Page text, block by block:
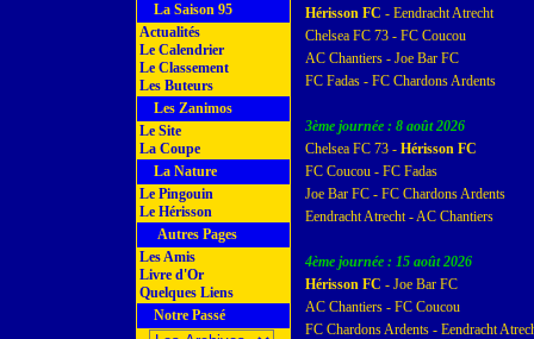
La Saison 95
Actualités
Le Calendrier
Le Classement
Les Buteurs
Les Zanimos
Le Site
La Coupe
La Nature
Le Pingouin
Le Hérisson
Autres Pages
Les Amis
Livre d'Or
Quelques Liens
Notre Passé
Hérisson FC - Eendracht Atrecht
Chelsea FC 73 - FC Coucou
AC Chantiers - Joe Bar FC
FC Fadas - FC Chardons Ardents
3ème journée : 8 août 2026
Chelsea FC 73 - Hérisson FC
FC Coucou - FC Fadas
Joe Bar FC - FC Chardons Ardents
Eendracht Atrecht - AC Chantiers
4ème journée : 15 août 2026
Hérisson FC - Joe Bar FC
AC Chantiers - FC Coucou
FC Chardons Ardents - Eendracht